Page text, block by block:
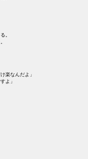
。
楽なんだよ」
よ」